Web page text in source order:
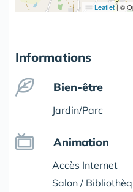
Leaflet|©
Informations
Bien-être
Jardin/Parc
Animation
Accès Internet
Salon /